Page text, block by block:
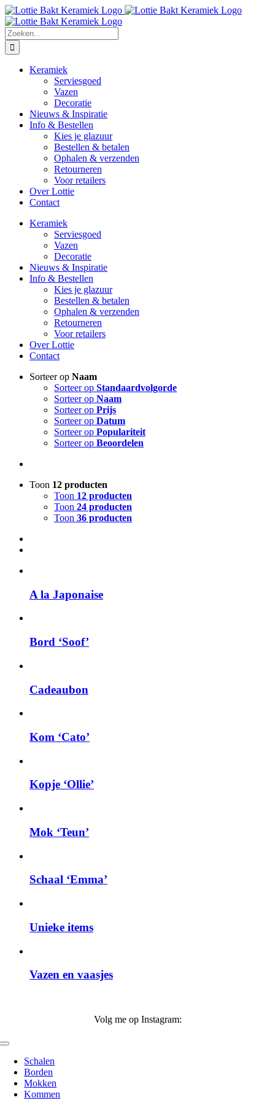
Ga
naar
inhoud
Zoeken
naar:
Keramiek
Serviesgoed
Vazen
Decoratie
Nieuws & Inspiratie
Info & Bestellen
Kies je glazuur
Bestellen & betalen
Ophalen & verzenden
Retourneren
Voor retailers
Over Lottie
Contact
Keramiek
Serviesgoed
Vazen
Decoratie
Nieuws & Inspiratie
Info & Bestellen
Kies je glazuur
Bestellen & betalen
Ophalen & verzenden
Retourneren
Voor retailers
Over Lottie
Contact
Sorteer op Naam
Sorteer op Standaardvolgorde
Sorteer op Naam
Sorteer op Prijs
Sorteer op Datum
Sorteer op Populariteit
Sorteer op Beoordelen
Toon 12 producten
Toon 12 producten
Toon 24 producten
Toon 36 producten
A la Japonaise
Bord ‘Soof’
Cadeaubon
Kom ‘Cato’
Kopje ‘Ollie’
Mok ‘Teun’
Schaal ‘Emma’
Unieke items
Vazen en vaasjes
Volg me op Instagram:
Toggle
NavigationSchalen
Borden
Mokken
Kommen